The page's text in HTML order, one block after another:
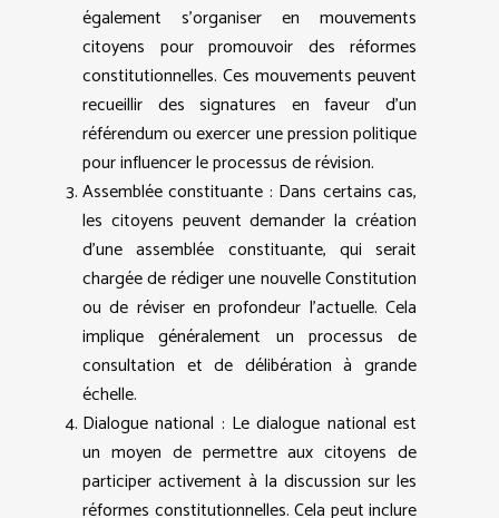
également s’organiser en mouvements
citoyens pour promouvoir des réformes
constitutionnelles. Ces mouvements peuvent
recueillir des signatures en faveur d’un
référendum ou exercer une pression politique
pour influencer le processus de révision.
Assemblée constituante : Dans certains cas,
les citoyens peuvent demander la création
d’une assemblée constituante, qui serait
chargée de rédiger une nouvelle Constitution
ou de réviser en profondeur l’actuelle. Cela
implique généralement un processus de
consultation et de délibération à grande
échelle.
Dialogue national : Le dialogue national est
un moyen de permettre aux citoyens de
participer activement à la discussion sur les
réformes constitutionnelles. Cela peut inclure